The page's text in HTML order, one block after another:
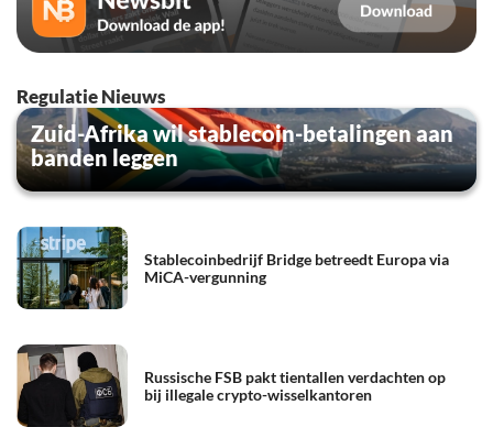
Regulatie Nieuws
Zuid-Afrika wil stablecoin-betalingen aan
banden leggen
Stablecoinbedrijf Bridge betreedt Europa via
MiCA-vergunning
Russische FSB pakt tientallen verdachten op
bij illegale crypto-wisselkantoren